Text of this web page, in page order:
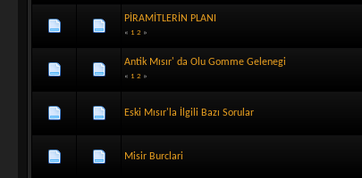
PİRAMİTLERİN PLANI
« 1 2 »
Antik Mısır' da Olu Gomme Gelenegi
« 1 2 »
Eski Mısır'la İlgili Bazı Sorular
Misir Burclari